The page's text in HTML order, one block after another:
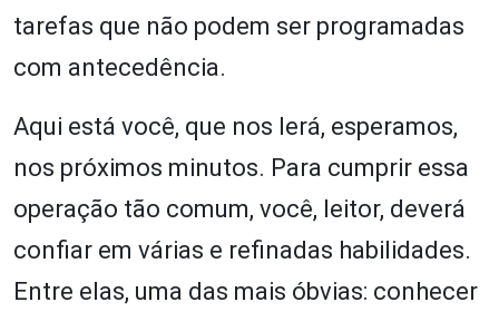
tarefas que não podem ser programadas
com antecedência.
Aqui está você, que nos lerá, esperamos,
nos próximos minutos. Para cumprir essa
operação tão comum, você, leitor, deverá
confiar em várias e refinadas habilidades.
Entre elas, uma das mais óbvias: conhecer